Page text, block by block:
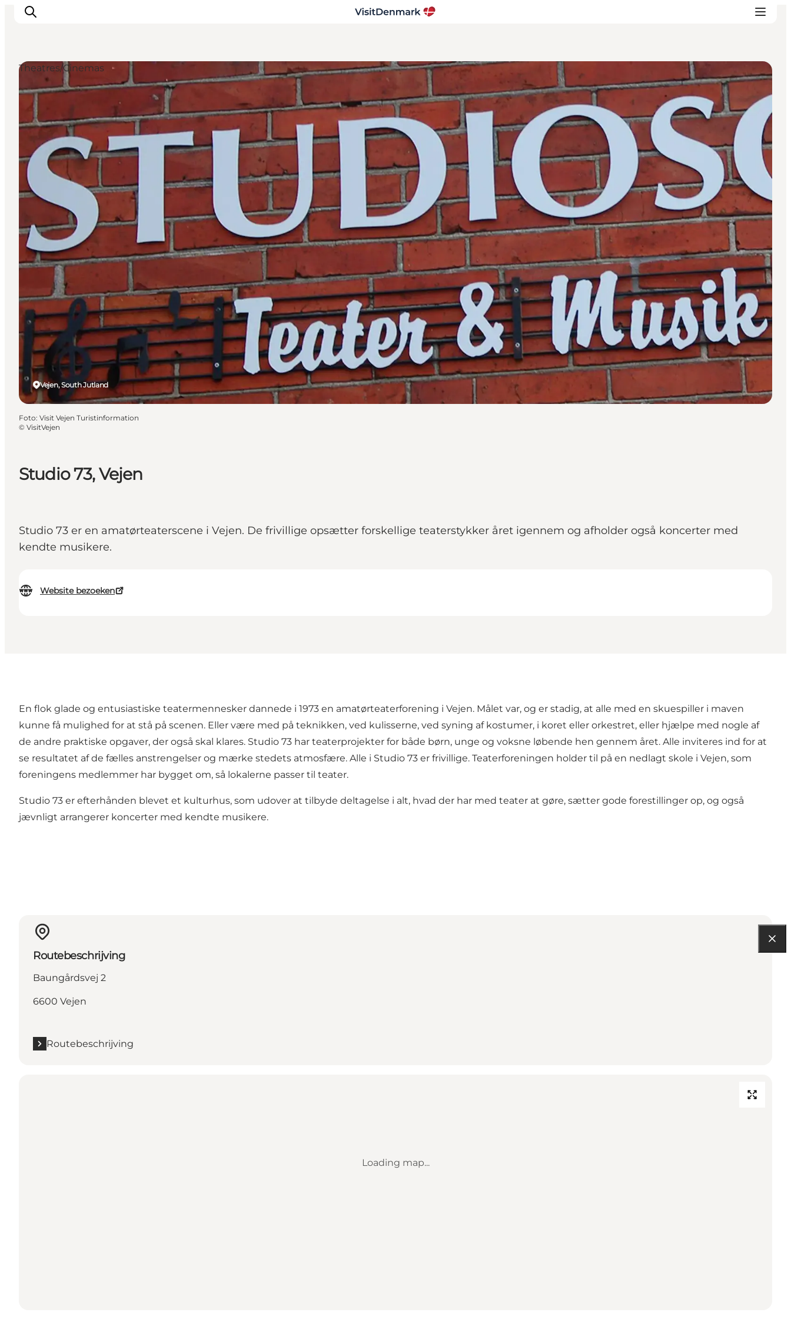
Inspiratie
Bestemmingen
Wat te doen
Accommodaties
Plan je reis
Studio 73, Vejen
Studio 73 er en amatørteaterscene i Vejen. De frivillige opsætter forskellige teaterstykker året igennem og afholder også koncerter med
kendte musikere.
Website bezoeken
Vejen, South Jutland
Theatres/Cinemas
Foto: Visit Vejen Turistinformation
© VisitVejen
En flok glade og entusiastiske teatermennesker dannede i 1973 en amatørteaterforening i Vejen. Målet var, og er stadig, at alle med en skuespiller i maven
kunne få mulighed for at stå på scenen. Eller være med på teknikken, ved kulisserne, ved syning af kostumer, i koret eller orkestret, eller hjælpe med nogle af
de andre praktiske opgaver, der også skal klares. Studio 73 har teaterprojekter for både børn, unge og voksne løbende hen gennem året. Alle inviteres ind for at
se resultatet af de fælles anstrengelser og mærke stedets atmosfære. Alle i Studio 73 er frivillige. Teaterforeningen holder til på en nedlagt skole i Vejen, som
foreningens medlemmer har bygget om, så lokalerne passer til teater.
Studio 73 er efterhånden blevet et kulturhus, som udover at tilbyde deltagelse i alt, hvad der har med teater at gøre, sætter gode forestillinger op, og også
jævnligt arrangerer koncerter med kendte musikere.
Routebeschrijving
Baungårdsvej 2
6600 Vejen
Routebeschrijving
Loading map...